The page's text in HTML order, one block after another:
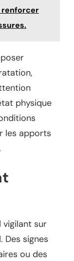
renforcer
physique
les apports
sur
Des signes
ou des